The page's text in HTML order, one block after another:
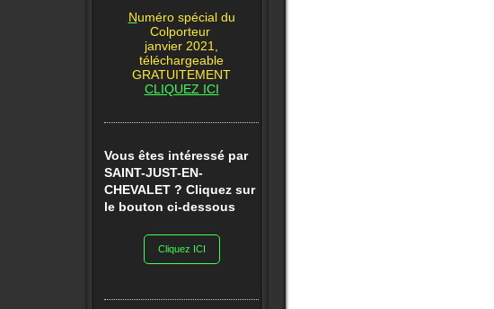
Numéro spécial du
Colporteur
janvier 2021,
téléchargeable
GRATUITEMENT
CLIQUEZ ICI
Vous êtes intéressé par
SAINT-JUST-EN-
CHEVALET ? Cliquez sur
le bouton ci-dessous
Cliquez ICI